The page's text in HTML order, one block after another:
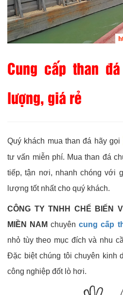
Cung cấp than
lượng, giá rẻ
Quý khách mua than đá hãy gọi
tư vấn miễn phí. Mua than đá
tiếp, tận nơi, nhanh chóng với
lượng tốt nhất cho quý khách.
CÔNG TY TNHH CHẾ BIẾN
MIỀN NAMchuyêncung cấp
nhỏ tùy theo mục đích và nhu
Đặc biệt chúng tôi chuyên kinh
công nghiệp đốt lò hơi.